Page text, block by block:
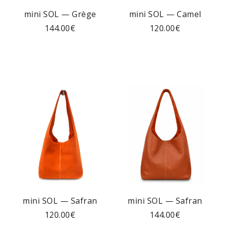
mini SOL — Grège
144.00€
mini SOL — Camel
120.00€
mini SOL — Safran
120.00€
mini SOL — Safran
144.00€